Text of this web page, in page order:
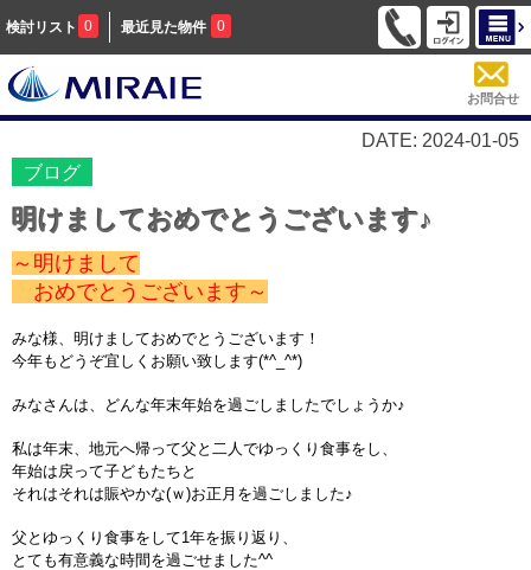
検討リスト 0 最近見た物件 0
お問合せ
DATE: 2024-01-05
ブログ
明けましておめでとうございます♪
～明けまして
おめでとうございます～
みな様、明けましておめでとうございます！
今年もどうぞ宜しくお願い致します(*^_^*)
みなさんは、どんな年末年始を過ごしましたでしょうか♪
私は年末、地元へ帰って父と二人でゆっくり食事をし、
年始は戻って子どもたちと
それはそれは賑やかな(ｗ)お正月を過ごしました♪
父とゆっくり食事をして1年を振り返り、
とても有意義な時間を過ごせました^^